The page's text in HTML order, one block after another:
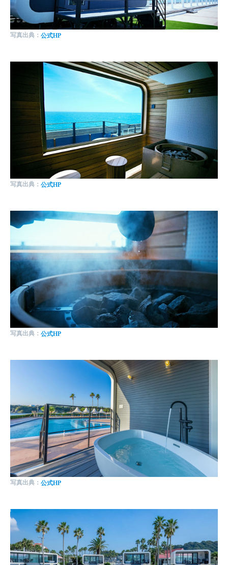
写真出典： 公式HP
写真出典： 公式HP
写真出典： 公式HP
写真出典： 公式HP